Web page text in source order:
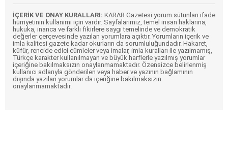
İÇERİK VE ONAY KURALLARI: KARAR Gazetesi yorum sütunları ifade
hürriyetinin kullanımı için vardır. Sayfalarımız, temel insan haklarına,
hukuka, inanca ve farklı fikirlere saygı temelinde ve demokratik
değerler çerçevesinde yazılan yorumlara açıktır. Yorumların içerik ve
imla kalitesi gazete kadar okurların da sorumluluğundadır. Hakaret,
küfür, rencide edici cümleler veya imalar, imla kuralları ile yazılmamış,
Türkçe karakter kullanılmayan ve büyük harflerle yazılmış yorumlar
içeriğine bakılmaksızın onaylanmamaktadır. Özensizce belirlenmiş
kullanıcı adlarıyla gönderilen veya haber ve yazının bağlamının
dışında yazılan yorumlar da içeriğine bakılmaksızın
onaylanmamaktadır.